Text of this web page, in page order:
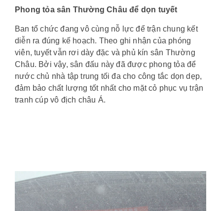
Phong tỏa sân Thường Châu để dọn tuyết
Ban tổ chức đang vô cùng nỗ lực để trận chung kết
diễn ra đúng kế hoạch. Theo ghi nhận của phóng
viên, tuyết vẫn rơi dày đặc và phủ kín sân Thường
Châu. Bởi vậy, sân đấu này đã được phong tỏa để
nước chủ nhà tập trung tối đa cho công tắc dọn dẹp,
đảm bảo chất lượng tốt nhất cho mặt cỏ phục vụ trận
tranh cúp vô địch châu Á.